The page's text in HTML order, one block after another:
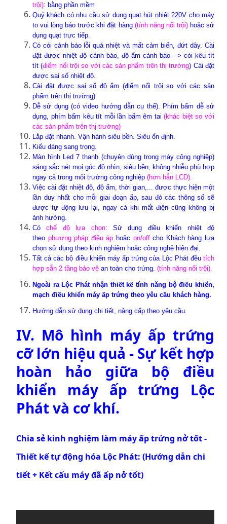
trội): bằng phần mềm
Quý khách có nhu cầu sử dụng quạt hút nhiệt 220V cho máy
to vui lòng báo trước khi đặt hàng (tính năng nổi trội) hoặcsử
dụng quạt trực tiếp.
Có còi cảnh báo lỗi quá nhiệt và mất cảm biến, đứt dây. Cài
đặt được nhiệt độ cảnh báo, độ ẩm cảnh báo --> còi kêu tít
tít (điểm nổi trội so với các sản phẩm trên thị trường) Cài đặt
được sai số nhiệt độ.
Cài đặt được sai số độ ẩm (điểm nổi trội so với các sản
phẩm trên thị trường)
Dễ sử dụng (có video hướng dẫn cụ thể). Phím bấm dễ sử
dụng, phím bấm kêu tít mỗi lần bấm êm tai(khác biệt so với
các sản phẩm trên thị trường)
Lắp đặt nhanh. Vận hành siêu bền. Siêu ổn định.
Kiểu dáng sang trọng.
Màn hình Led 7 thanh (chuyên dùng trong máy công nghiệp)
sáng sắc nét mọi góc độ nhìn, siêu bền, không nhiễu phù hợp
ngay cả trong môi trường công nghiệp (hơn hẳn LCD).
Việc cài đặt nhiệt độ, độ ẩm, thời gian,... được thực hiện một
lần duy nhất cho mỗi giai đoạn ấp, sau đó các thông số sẽ
được tự động lưu lại, ngay cả khi mất điện cũng không bị
ảnh hưởng.
Cóchế độ lựa chọn: Sử dụng điều khiển nhiệt độ
theo phương pháp điều áp hoặc on/offcho Khách hàng lựa
chọn sử dụng theo kinh nghiệm hoặc công nghệ hiện đại.
Tất cả các bộ điều khiển máy ấp trứng của Lộc Phát đều tích
hợp sẵn 2 tầng bảo vệ an toàn cho trứng. (tính năng nổi trội).
Ngoài ra Lộc Phát nhận thiết kế tính năng bộ điều khiển,
mạch điều khiển máy ấp trứng theo yêu cầu khách hàng.
Hướng dẫn sử dụng chi tiết, nâng cấp theo yêu cầu.
IV. Mô hình máy ấp trứng
cỡ lớn hiệu quả - Sự kết hợp
hoàn hảo giữa bộ điều
khiển máy ấp trứng Lộc
Phát và cơ khí.
Chia sẻ kinh nghiệm làm máy ấp trứng nở tốt -
Thiết kế tự động hóa Lộc Phát: (Hướng dẫn chi
tiết + Kết cấu máy đã ấp nở tốt)